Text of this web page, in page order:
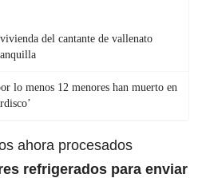
del cantante de vallenato
lo menos 12 menores han muerto en
ahora procesados
refrigerados para enviar